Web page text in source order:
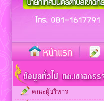
คณะผู้บริหาร